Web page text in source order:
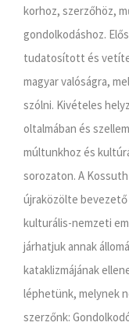
korhoz, szerzőhöz,
gondolkodáshoz.
tudatosított és
magyar valóságra,
szólni. Kivételes
oltalmában és
múltunkhoz és
sorozaton. A
újraközölte
kulturális-nemzeti
járhatjuk annak
kataklizmájának
léphetünk, melynek
szerzőnk: